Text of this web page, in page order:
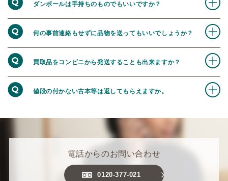
ダンボールは手持ちのものでもいいですか？
何の事前連絡もせずに品物を送ってもいいでしょうか？
買取品をコンビニから発送することも出来ますか？
値段の付かない古本等は返してもらえますか。
電話からのお問い合わせ
0120-377-021